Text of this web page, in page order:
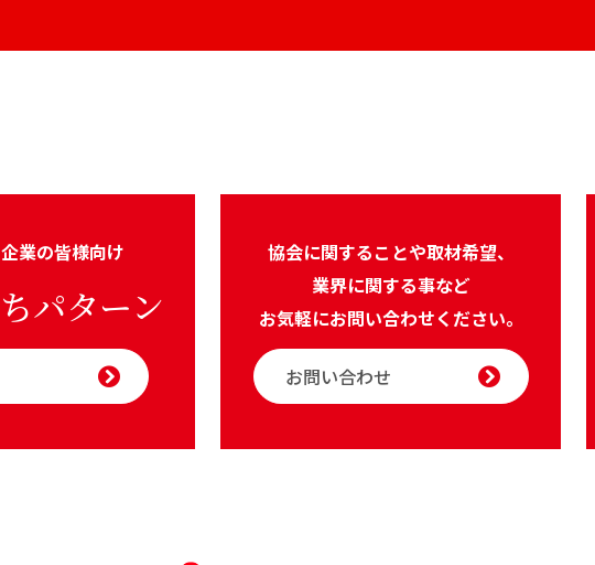
業の皆様向け
パターン
協会に関することや取材希望、
業界に関する事など
お気軽にお問い合わせください。
お問い合わせ